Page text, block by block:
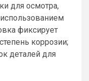
для осмотра,
фиксирует
коррозии;
деталей для